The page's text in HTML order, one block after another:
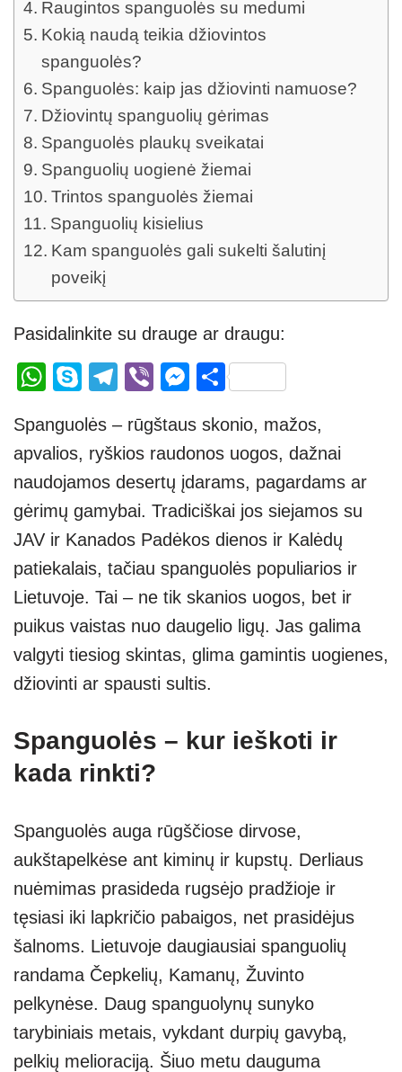
Raugintos spanguolės su medumi
Kokią naudą teikia džiovintos
spanguolės?
Spanguolės: kaip jas džiovinti namuose?
Džiovintų spanguolių gėrimas
Spanguolės plaukų sveikatai
Spanguolių uogienė žiemai
Trintos spanguolės žiemai
Spanguolių kisielius
Kam spanguolės gali sukelti šalutinį
poveikį
Pasidalinkite su drauge ar draugu:
W
at
s
A
p
p
S
p
e
T
e
gr
a
m
Vi
er
M
ss
e
n
g
er
S
ar
e
Spanguolės – rūgštaus skonio, mažos,
apvalios, ryškios raudonos uogos, dažnai
naudojamos desertų įdarams, pagardams ar
gėrimų gamybai. Tradiciškai jos siejamos su
JAV ir Kanados Padėkos dienos ir Kalėdų
patiekalais, tačiau spanguolės populiarios ir
Lietuvoje. Tai – ne tik skanios uogos, bet ir
puikus vaistas nuo daugelio ligų. Jas galima
valgyti tiesiog skintas, glima gamintis uogienes,
džiovinti ar spausti sultis.
Spanguolės – kur ieškoti ir
kada rinkti?
Spanguolės auga rūgščiose dirvose,
aukštapelkėse ant kiminų ir kupstų. Derliaus
nuėmimas prasideda rugsėjo pradžioje ir
tęsiasi iki lapkričio pabaigos, net prasidėjus
šalnoms. Lietuvoje daugiausiai spanguolių
randama Čepkelių, Kamanų, Žuvinto
pelkynėse. Daug spanguolynų sunyko
tarybiniais metais, vykdant durpių gavybą,
pelkių melioraciją. Šiuo metu dauguma